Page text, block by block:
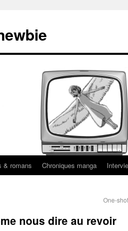
& romans Chroniques manga
One-
nous dire au revoir